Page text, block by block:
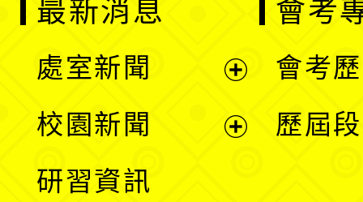
最新消息
處室新聞
校園新聞
研習資訊
會考
會考
歷屆